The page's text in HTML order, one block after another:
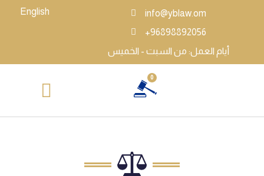
info@yblaw.om
+96898892056
أيام العمل: من السبت - الخميس
English
0